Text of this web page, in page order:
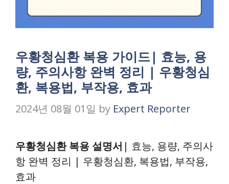
우황청심환 복용 가이드| 효능, 용
량, 주의사항 완벽 정리 | 우황청심
환, 복용법, 부작용, 효과
2024년 08월 01일 by Expert Reporter
우황청심환 복용 설명서 | 효능, 용량, 주의사
항 완벽 정리 | 우황청심환, 복용법, 부작용,
효과